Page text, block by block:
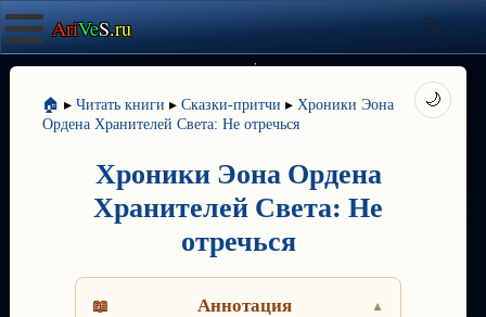
AriVeS.ru
🏠 ▸ Читать книги ▸ Сказки-притчи ▸ Хроники Эона
Ордена Хранителей Света: Не отречься
Хроники Эона Ордена
Хранителей Света: Не
отречься
Аннотация
🌙